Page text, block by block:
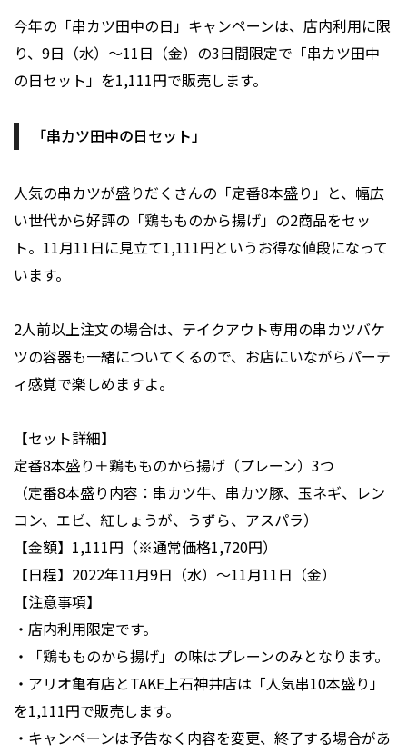
今年の「串カツ田中の日」キャンペーンは、店内利用に限
り、9日（水）～11日（金）の3日間限定で「串カツ田中
の日セット」を1,111円で販売します。
「串カツ田中の日セット」
人気の串カツが盛りだくさんの「定番8本盛り」と、幅広
い世代から好評の「鶏もものから揚げ」の2商品をセッ
ト。11月11日に見立て1,111円というお得な値段になって
います。
2人前以上注文の場合は、テイクアウト専用の串カツバケ
ツの容器も一緒についてくるので、お店にいながらパーテ
ィ感覚で楽しめますよ。
【セット詳細】
定番8本盛り＋鶏もものから揚げ（プレーン）3つ
（定番8本盛り内容：串カツ牛、串カツ豚、玉ネギ、レン
コン、エビ、紅しょうが、うずら、アスパラ）
【金額】1,111円（※通常価格1,720円）
【日程】2022年11月9日（水）～11月11日（金）
【注意事項】
・店内利用限定です。
・「鶏もものから揚げ」の味はプレーンのみとなります。
・アリオ亀有店とTAKE上石神井店は「人気串10本盛り」
を1,111円で販売します。
・キャンペーンは予告なく内容を変更、終了する場合があ